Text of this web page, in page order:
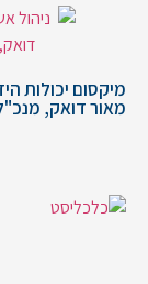
מיקסום יכולות
מאור דואק,